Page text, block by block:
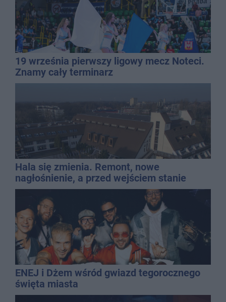
19 września pierwszy ligowy mecz Noteci.
Znamy cały terminarz
Hala się zmienia. Remont, nowe
nagłośnienie, a przed wejściem stanie
QEMETICA ARENA
ENEJ i Dżem wśród gwiazd tegorocznego
święta miasta